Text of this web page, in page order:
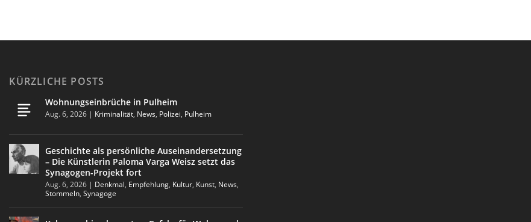
KÜRZLICHE POSTS
Wohnungseinbrüche in Pulheim
Aug. 6, 2026 | Kriminalität, News, Polizei, Pulheim
Geschichte als persönliche Auseinandersetzung
– Die Künstlerin Paloma Varga Weisz setzt das
Synagogen-Projekt fort
Aug. 6, 2026 | Denkmal, Empfehlung, Kultur, Kunst, News,
Stommeln,Synagoge